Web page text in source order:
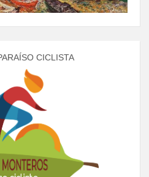
CICLISTA